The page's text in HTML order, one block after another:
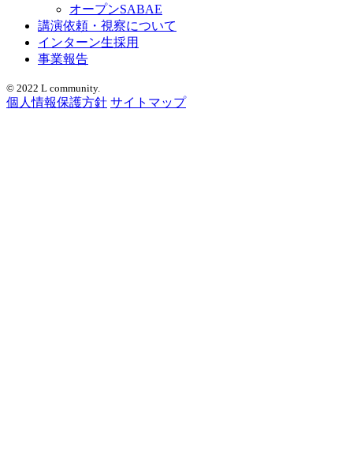
オープンSABAE
講演依頼・視察について
インターン生採用
事業報告
© 2022 L community.
個人情報保護方針 サイトマップ